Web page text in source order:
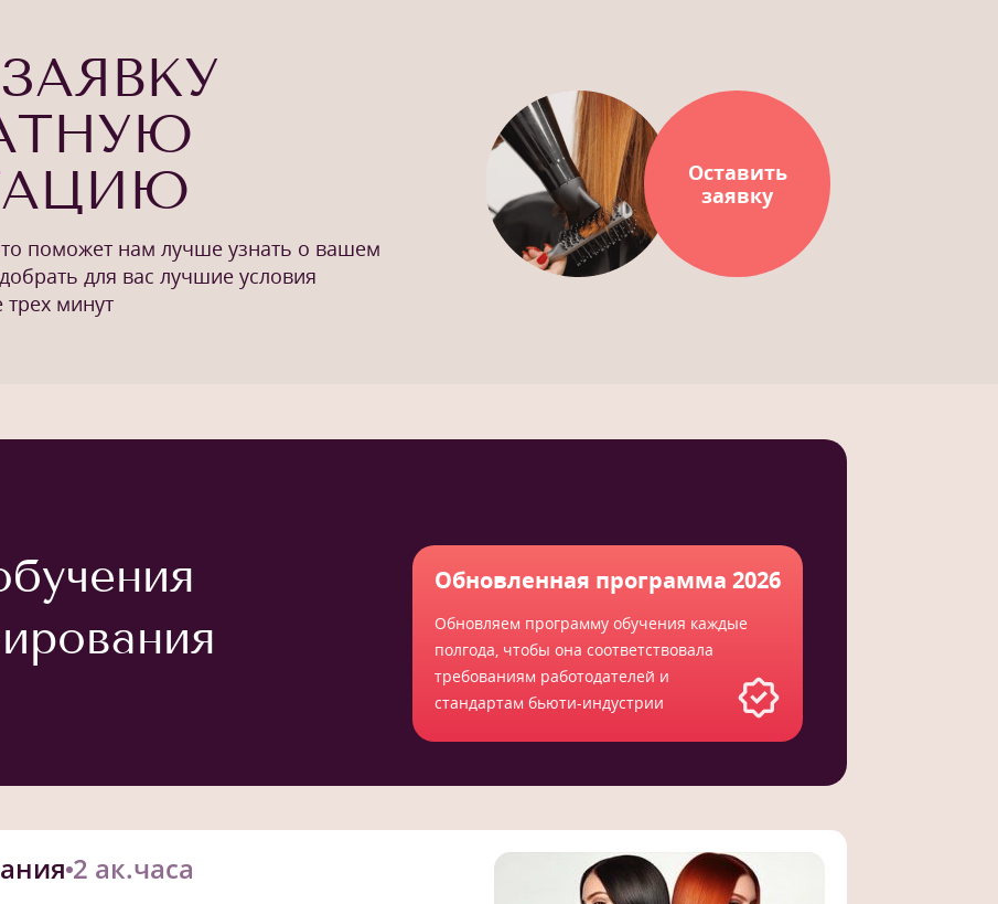
поможет нам лучше узнать о вашем
для вас лучшие условия
минут
Оставить
заявку
Обновленная программа 2026
Обновляем программу обучения каждые
полгода, чтобы она соответствовала
требованиям работодателей и
стандартам бьюти-индустрии
2 ак.часа